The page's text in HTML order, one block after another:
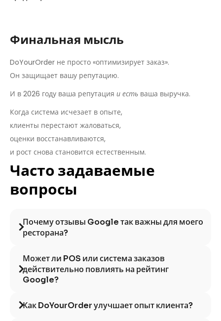
Финальная мысль
DoYourOrder не просто «оптимизирует заказ».
Он защищает вашу репутацию.
И в 2026 году ваша репутация и есть ваша выручка.
Когда система исчезает в опыте,
клиенты перестают жаловаться,
оценки восстанавливаются,
и рост снова становится естественным.
Часто задаваемые
вопросы
Почему отзывы Google так важны для моего
ресторана?
Может ли POS или система заказов
действительно повлиять на рейтинг
Google?
Как DoYourOrder улучшает опыт клиента?